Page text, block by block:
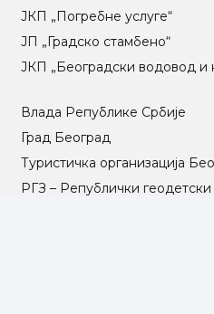
ЈКП „Погребне услуге“
ЈП „Градско стамбено“
ЈКП „Београдски водовод и
Влада Републике Србије
Град Београд
Туристичка организација
РГЗ – Републички геодетски